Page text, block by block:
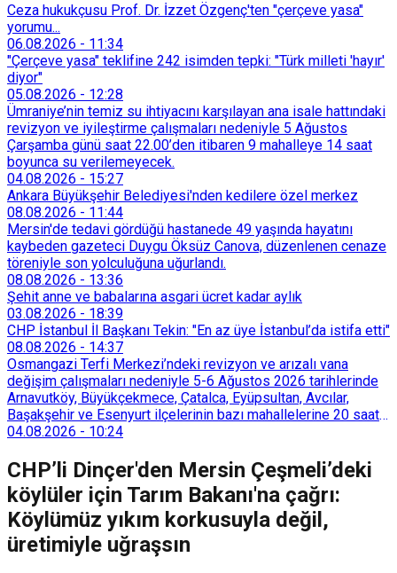
Ceza hukukçusu Prof. Dr. İzzet Özgenç'ten "çerçeve yasa"
yorumu...
06.08.2026 - 11:34
"Çerçeve yasa" teklifine 242 isimden tepki: "Türk milleti 'hayır'
diyor"
05.08.2026 - 12:28
Ümraniye’nin temiz su ihtiyacını karşılayan ana isale hattındaki
revizyon ve iyileştirme çalışmaları nedeniyle 5 Ağustos
Çarşamba günü saat 22.00’den itibaren 9 mahalleye 14 saat
boyunca su verilemeyecek.
04.08.2026 - 15:27
Ankara Büyükşehir Belediyesi'nden kedilere özel merkez
08.08.2026 - 11:44
Mersin'de tedavi gördüğü hastanede 49 yaşında hayatını
kaybeden gazeteci Duygu Öksüz Canova, düzenlenen cenaze
töreniyle son yolculuğuna uğurlandı.
08.08.2026 - 13:36
Şehit anne ve babalarına asgari ücret kadar aylık
03.08.2026 - 18:39
CHP İstanbul İl Başkanı Tekin: "En az üye İstanbul’da istifa etti"
08.08.2026 - 14:37
Osmangazi Terfi Merkezi’ndeki revizyon ve arızalı vana
değişim çalışmaları nedeniyle 5-6 Ağustos 2026 tarihlerinde
Arnavutköy, Büyükçekmece, Çatalca, Eyüpsultan, Avcılar,
Başakşehir ve Esenyurt ilçelerinin bazı mahallelerine 20 saat
süreyle su verilemeyecek.
04.08.2026 - 10:24
CHP’li Dinçer'den Mersin Çeşmeli’deki
köylüler için Tarım Bakanı'na çağrı:
Köylümüz yıkım korkusuyla değil,
üretimiyle uğraşsın